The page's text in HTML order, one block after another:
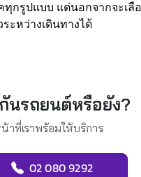
กรูปแบบ แต่นอกจากจะเลื
ะหว่างเดินทางได้
นรถยนต์หรือยัง?
าที่เราพร้อมให้บริการ
02 080 9292